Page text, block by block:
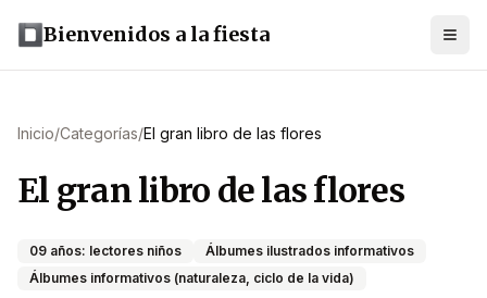
Bienvenidos a la fiesta
Inicio/Categorías/El gran libro de las flores
El gran libro de las flores
09 años: lectores niños
Álbumes ilustrados informativos
Álbumes informativos (naturaleza, ciclo de la vida)